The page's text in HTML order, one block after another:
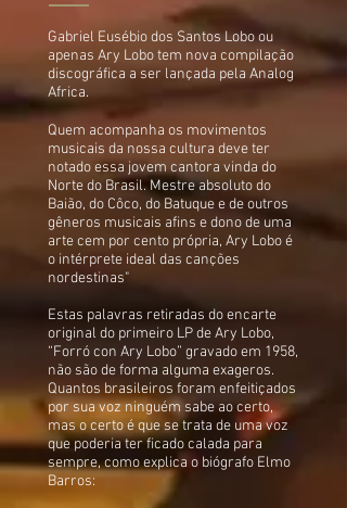
Gabriel Eusébio dos Santos Lobo ou
apenas Ary Lobo tem nova compilação
discográfica a ser lançada pela Analog
Africa.
Quem acompanha os movimentos
musicais da nossa cultura deve ter
notado essa jovem cantora vinda do
Norte do Brasil. Mestre absoluto do
Baião, do Côco, do Batuque e de outros
gêneros musicais afins e dono de uma
arte cem por cento própria, Ary Lobo é
o intérprete ideal das canções
nordestinas"
Estas palavras retiradas do encarte
original do primeiro LP de Ary Lobo,
“Forró con Ary Lobo” gravado em 1958,
não são de forma alguma exageros.
Quantos brasileiros foram enfeitiçados
por sua voz ninguém sabe ao certo,
mas o certo é que se trata de uma voz
que poderia ter ficado calada para
sempre, como explica o biógrafo Elmo
Barros: